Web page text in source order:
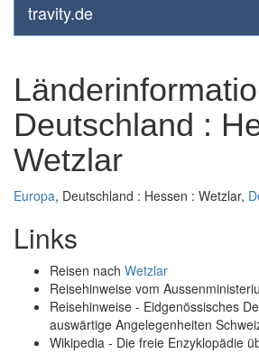
travity.de
Deutschland :
Wetzlar
Europa, Deutschland : Hessen : Wetzlar,
Links
Reisen nach Wetzlar
Reisehinweise vom
Reisehinweise - Eidgenössisches
auswärtige Angelegenheiten
Wikipedia - Die freie Enzyklopädie